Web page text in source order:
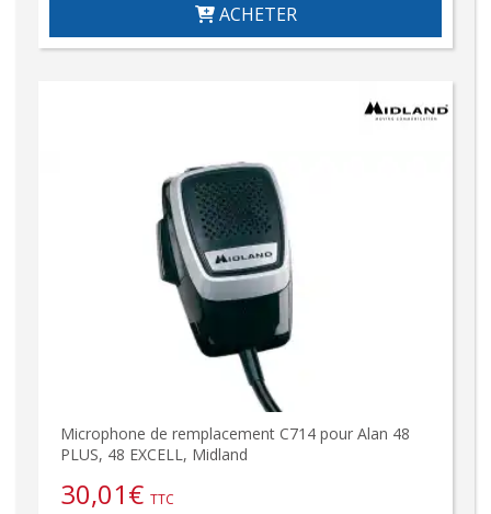
ACHETER
Microphone de remplacement C714 pour Alan 48
PLUS, 48 EXCELL, Midland
30,01€ TTC